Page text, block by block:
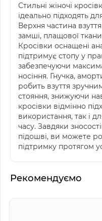
Стильні жіночі
ідеально підходять
Верхня частина
замші, плащової
Кросівки оснащені
підтримує стопу у
забезпечуючи
носіння. Гнучка,
робить взуття
стояння, знижуючи
кросівки відмінно
використання, так і
часу. Завдяки
підошві, ви можете
підтримку протягом
Рекомендуємо